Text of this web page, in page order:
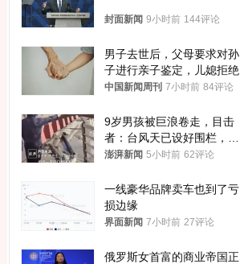
封面新闻 9小时前 144评论
男子去世后，父母要求对孙
子进行亲子鉴定，儿媳拒绝
中国新闻周刊 7小时前 84评论
9岁男孩被巨浪卷走，目击
者：台风天已设好围栏，一
家四口翻入时保安曾喊话劝
澎湃新闻 5小时前 62评论
一线豪华品牌卖车也到了亏
损边缘
界面新闻 7小时前 27评论
俄罗斯女首富的商业帝国正